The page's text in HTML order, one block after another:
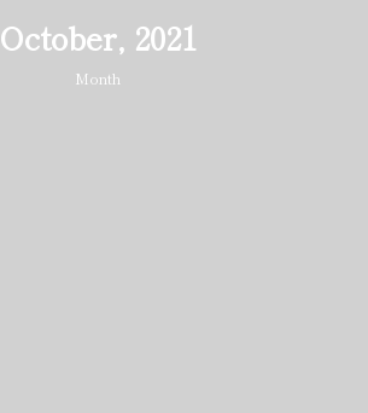
October, 2021
Month